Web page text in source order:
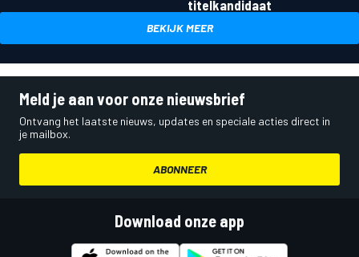
titelkandidaat
BEKIJK MEER
Meld je aan voor onze nieuwsbrief
Ontvang het laatste nieuws, updates en speciale acties direct in
je mailbox.
ABONNEER
Download onze app